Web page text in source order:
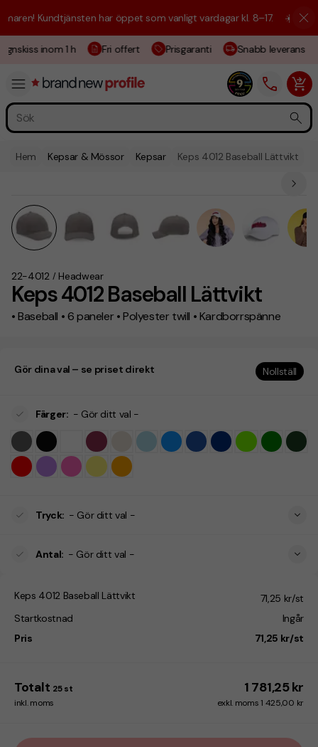
Kundtjänsten har öppet som vanligt vardagar kl. 8–17. ☀️ Vi är här
inom 1 h Fri offert Prisgaranti Snabb leverans
Hem Kepsar & Mössor Kepsar Keps 4012 Baseball Lättvikt
Keps 4012 Baseball Lättvikt
• Baseball • 6 paneler • Polyester twill • Kardborrspänne
22-4012 / Headwear
Gör dina val – se priset direkt Nollställ
Färger: - Gör ditt val -
Tryck: - Gör ditt val -
Antal: - Gör ditt val -
Keps 4012 Baseball Lättvikt
71,25 kr/st
Startkostnad
Ingår
Pris
71,25 kr/st
Totalt 25 st 1 781,25 kr
inkl. moms exkl. moms 1 425,00 kr